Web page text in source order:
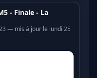
- Finale - La
— mis à jour le lundi 25